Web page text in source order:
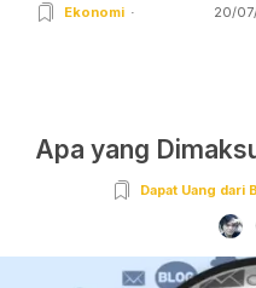
Ekonomi 20/
Apa yang
Dapat Uang dari